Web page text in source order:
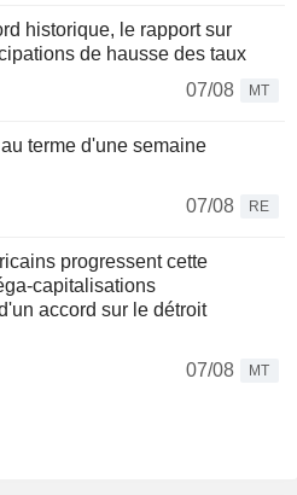
historique, le rapport sur
de hausse des taux
07/08
MT
terme d'une semaine
07/08
RE
progressent cette
capitalisations
accord sur le détroit
07/08
MT